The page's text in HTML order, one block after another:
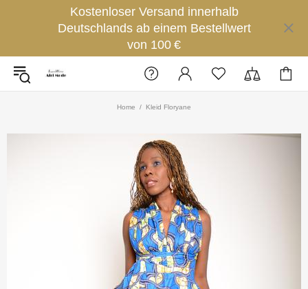
Kostenloser Versand innerhalb
Deutschlands ab einem Bestellwert
von 100 €
Home Kleid Floryane